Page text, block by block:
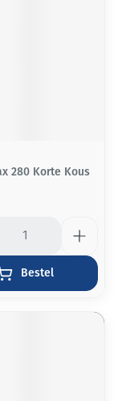
280 Korte Kous
Bestel